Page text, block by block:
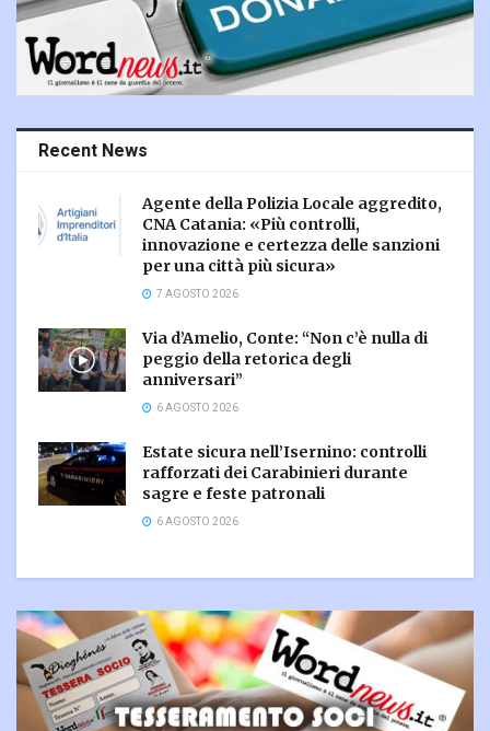
Recent News
Agente della Polizia Locale aggredito,
CNA Catania: «Più controlli,
innovazione e certezza delle sanzioni
per una città più sicura»
7 AGOSTO 2026
Via d’Amelio, Conte: “Non c’è nulla di
peggio della retorica degli
anniversari”
6 AGOSTO 2026
Estate sicura nell’Isernino: controlli
rafforzati dei Carabinieri durante
sagre e feste patronali
6 AGOSTO 2026